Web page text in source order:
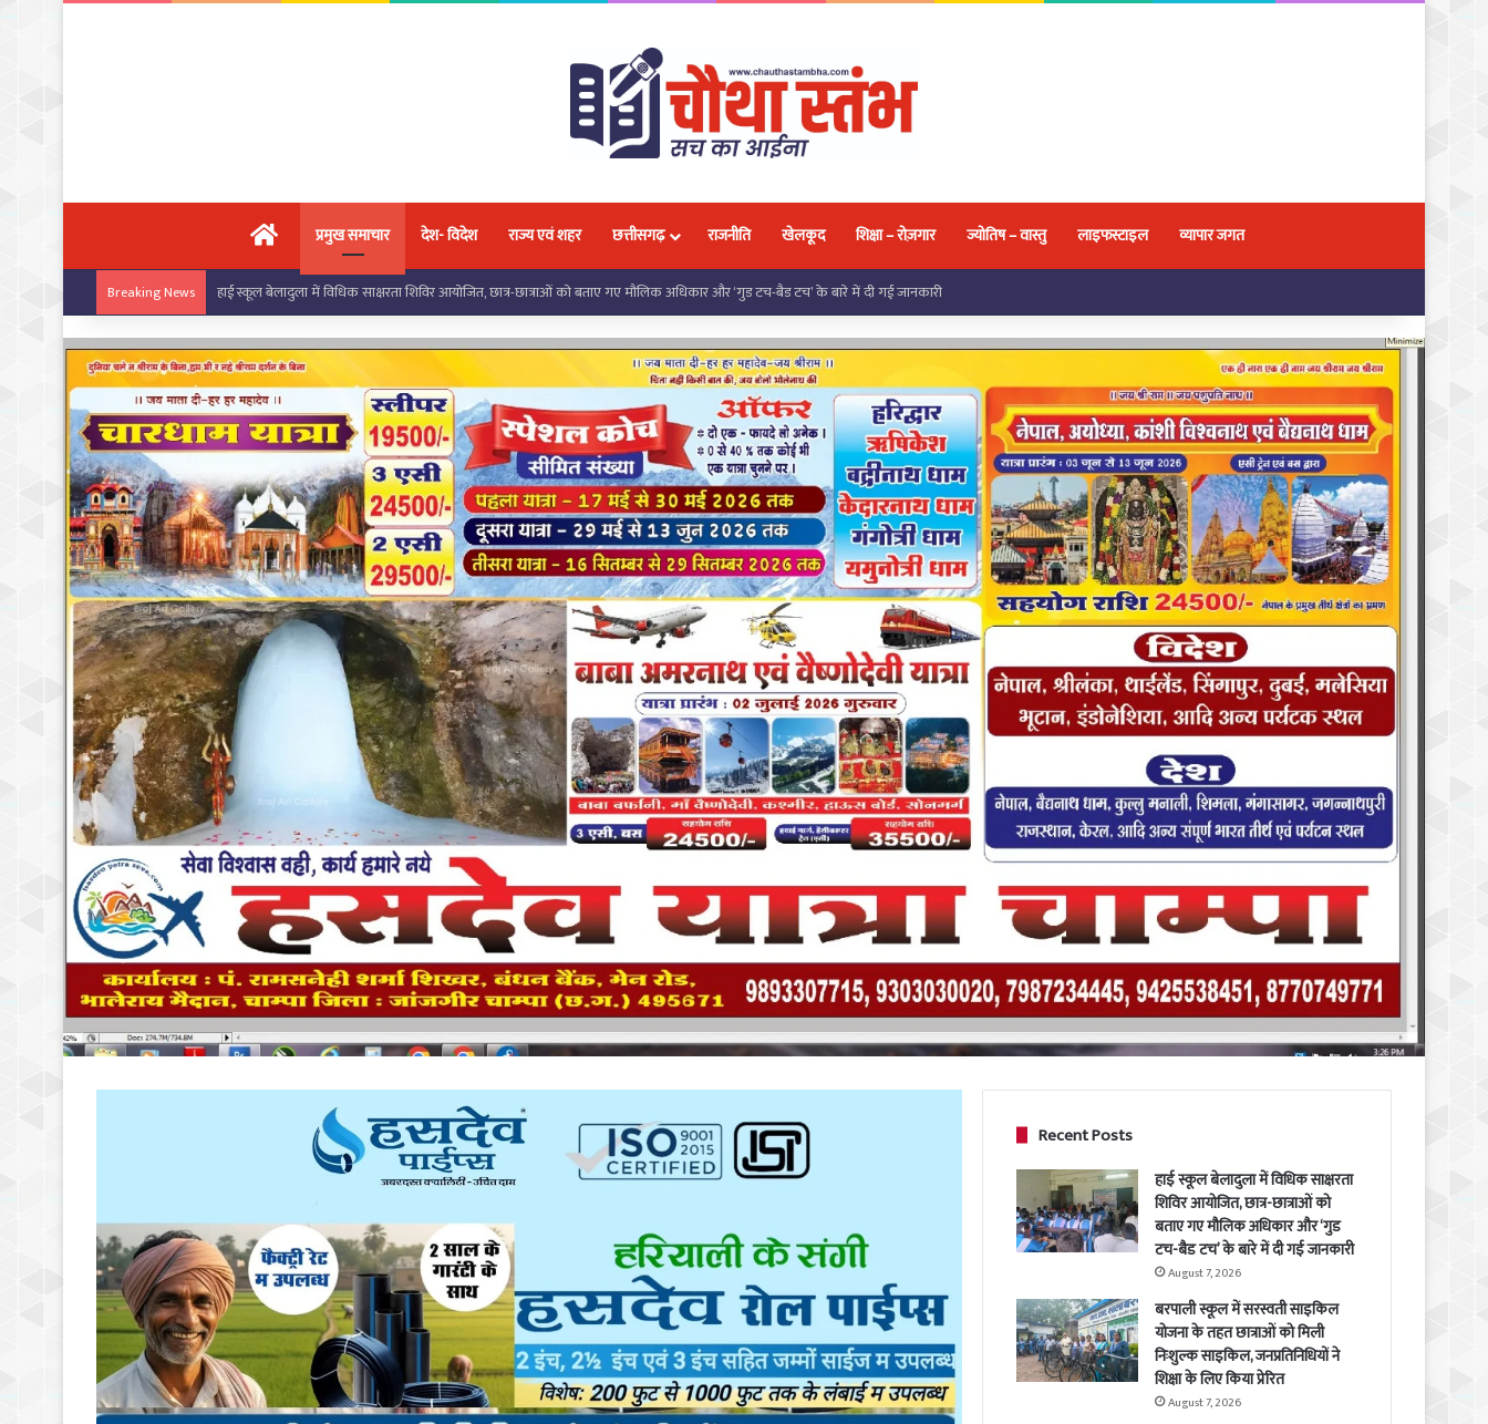
मुख्य पृष्ठप्रमुख समाचार देश- विदेश राज्य एवं शहर छत्तीसगढ़ राजनीति खेलकूद शिक्षा – रोज़गार ज्योतिष – वास्तु लाइफस्टाइल व्यापार जगत
Breaking News हाई स्कूल बेलादुला में विधिक साक्षरता शिविर आयोजित, छात्र-छात्राओं को बताए गए मौलिक अधिकार और ‘गुड टच-बैड टच’ के बारे में दी गई जानकारी
Recent Posts
हाई स्कूल बेलादुला में विधिक साक्षरता
शिविर आयोजित, छात्र-छात्राओं को
बताए गए मौलिक अधिकार और ‘गुड
टच-बैड टच’ के बारे में दी गई जानकारी
August 7, 2026
बरपाली स्कूल में सरस्वती साइकिल
योजना के तहत छात्राओं को मिली
निःशुल्क साइकिल, जनप्रतिनिधियों ने
शिक्षा के लिए किया प्रेरित
August 7, 2026